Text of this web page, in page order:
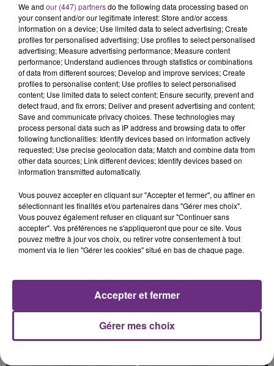
SI TOUT LE MONDE FAIT ÇA, MOI L'ANNÉE
PROCHAINE JE VENDANGE EN...
La vendange en Champagne a débuté ce jeudi 6
août dans la commune de Montgueux (Aube). Du
jamais vu !
L'INSPECTION DU TRAVAIL RAPPELLE À
L'ORDRE SUR LES CONDITIONS DE...
Alors que les dates de début des vendange 2026
s'est avéré être plus précoce que prévu,
l'inspection du Travail en profite pour rappeler
TITRES DIFFUSÉS
5h39
5h39
We and our (447) partnersdo the following data processing based on
your consent and/or our legitimate interest: Store and/or access
information on a device; Use limited data to select advertising; Create
profiles for personalised advertising; Use profiles to select personalised
advertising; Measure advertising performance; Measure content
performance; Understand audiences through statistics or combinations
of data from different sources; Develop and improve services; Create
profiles to personalise content; Use profiles to select personalised
content; Use limited data to select content; Ensure security, prevent and
detect fraud, and fix errors; Deliver and present advertising and content;
Save and communicate privacy choices. These technologies may
process personal data such as IP address and browsing data to offer
following functionalities: Identify devices based on information actively
requested; Use precise geolocation data; Match and combine data from
other data sources; Link different devices; Identify devices based on
information transmitted automatically.
Vous pouvez accepter en cliquant sur "Accepter et fermer", ou affiner en
sélectionnant les finalités et/ou partenaires dans "Gérer mes choix".
Vous pouvez également refuser en cliquant sur "Continuer sans
accepter". Vos préférences ne s'appliqueront que pour ce site. Vous
pouvez mettre à jour vos choix, ou retirer votre consentement à tout
moment via le lien "Gérer les cookies" situé en bas de chaque page.
Gérer mes choix
Accepter et fermer